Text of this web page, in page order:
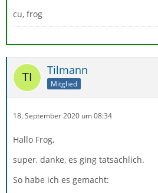
cu, frog
Tilmann
Mitglied
18. September 2020 um 08:34
Hallo Frog,
super, danke, es ging tatsächlich.
So habe ich es gemacht: